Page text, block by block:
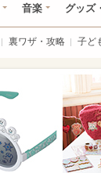
音楽 グッズ
裏ワザ・攻略 子ど